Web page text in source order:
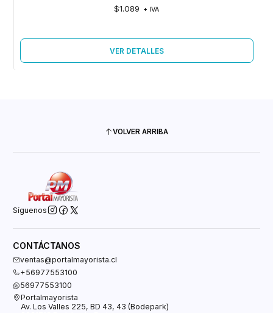
$1.089 + IVA
VER DETALLES
VOLVER ARRIBA
Síguenos
CONTÁCTANOS
ventas@portalmayorista.cl
+56977553100
56977553100
Portalmayorista
Av. Los Valles 225, BD 43, 43 (Bodepark)